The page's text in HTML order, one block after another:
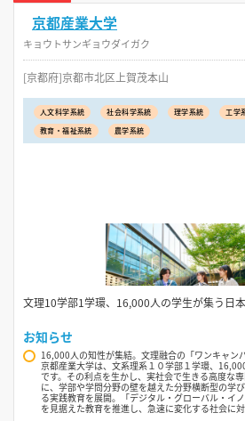
京都産業大学
キョウトサンギョウダイガク
[京都府]京都市北区上賀茂本山
人文科学系統 社会科学系統 理学系統 工学
教育・福祉系統
農学系統
文理10学部1学環、16,000人の学生が集う日
お知らせ
16,000人の知性が集結。文理融合の「ワンキャンパ
京都産業大学は、文系理系１０学部１学環、
です。その利点を生かし、実社会で生きる高度な
に、学部や学問分野の壁を越えた分野横断型の学
る実践教育を展開。「デジタル・グローバル・イ
を見据えた教育を推進し、急速に変化する社会に